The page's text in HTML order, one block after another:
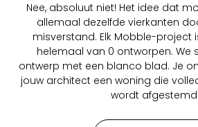
Nee, absoluut niet! Het idee dat
allemaal dezelfde vierkanten
misverstand. Elk Mobble-project
helemaal van 0 ontworpen. We
ontwerp met een blanco blad. Je
jouw architect een woning die
wordt afgestemd.